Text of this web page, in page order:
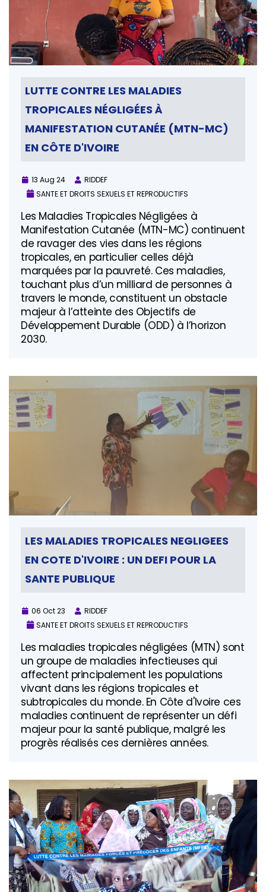
LUTTE CONTRE LES MALADIES
TROPICALES NÉGLIGÉES À
MANIFESTATION CUTANÉE (MTN-MC)
EN CÔTE D'IVOIRE
13 Aug 24
RIDDEF
SANTE ET DROITS SEXUELS ET REPRODUCTIFS
Les Maladies Tropicales Négligées à
Manifestation Cutanée (MTN-MC) continuent
de ravager des vies dans les régions
tropicales, en particulier celles déjà
marquées par la pauvreté. Ces maladies,
touchant plus d’un milliard de personnes à
travers le monde, constituent un obstacle
majeur à l’atteinte des Objectifs de
Développement Durable (ODD) à l’horizon
2030.
LES MALADIES TROPICALES NEGLIGEES
EN COTE D'IVOIRE : UN DEFI POUR LA
SANTE PUBLIQUE
06 Oct 23
RIDDEF
SANTE ET DROITS SEXUELS ET REPRODUCTIFS
Les maladies tropicales négligées (MTN) sont
un groupe de maladies infectieuses qui
affectent principalement les populations
vivant dans les régions tropicales et
subtropicales du monde. En Côte d'Ivoire ces
maladies continuent de représenter un défi
majeur pour la santé publique, malgré les
progrès réalisés ces dernières années.